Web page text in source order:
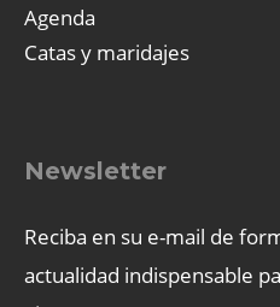
Agenda
Catas y maridajes
Newsletter
Reciba en su e-mail de
actualidad indispensable